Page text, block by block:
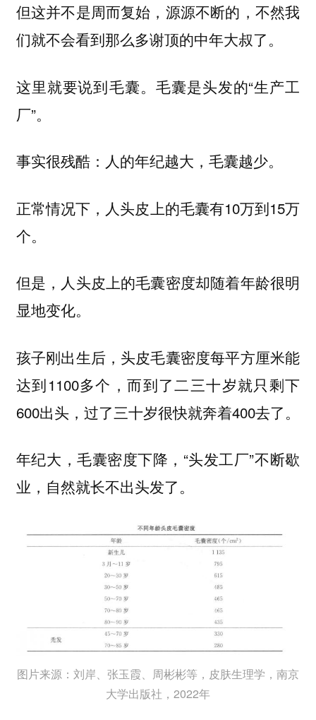
但这并不是周而复始，源源不断的，不然我
们就不会看到那么多谢顶的中年大叔了。
这里就要说到‌毛囊。‌毛囊是头发的“生产工
厂”。
事实很残酷：人的年纪越大，毛囊越少。
正常情况下，人头皮上的毛囊有10万到15万
个。
但是，人头皮上的毛囊密度却随着年龄很明
显地变化。
孩子刚出生后，头皮毛囊密度每平方厘米能
达到1100多个，而到了二三十岁就只剩下
600出头，过了三十岁很快就奔着400去了。
年纪大，毛囊密度下降，“头发工厂”不断歇
业，自然就长不出头发了。
图片来源：刘岸、张玉霞、周彬彬等，皮肤生理学，南京
大学出版社，2022年